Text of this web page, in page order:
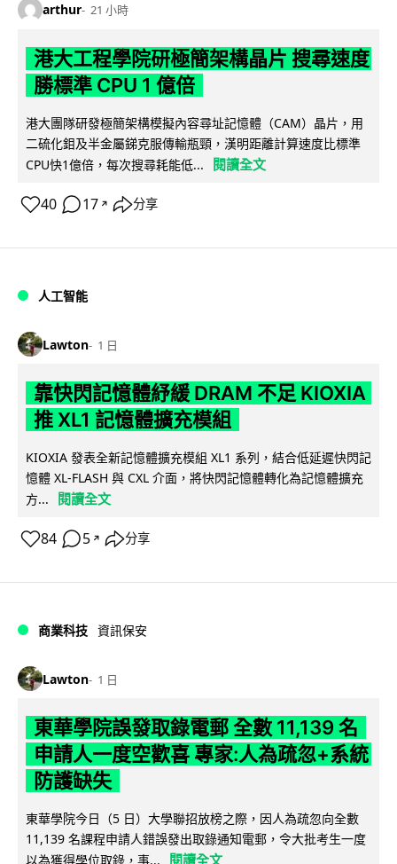
arthur 21 小時
港大工程學院研極簡架構晶片 搜尋速度
勝標準 CPU 1 億倍
港大團隊研發極簡架構模擬內容尋址記憶體（CAM）晶片，用
二硫化鉬及半金屬銻克服傳輸瓶頸，漢明距離計算速度比標準
CPU快1億倍，每次搜尋耗能低...
閱讀全文
40 17 ↗ 分享
人工智能
Lawton 1 日
靠快閃記憶體紓緩 DRAM 不足 KIOXIA
推 XL1 記憶體擴充模組
KIOXIA 發表全新記憶體擴充模組 XL1 系列，結合低延遲快閃記
憶體 XL-FLASH 與 CXL 介面，將快閃記憶體轉化為記憶體擴充
方...
閱讀全文
84 5 ↗ 分享
商業科技 資訊保安
Lawton 1 日
東華學院誤發取錄電郵 全數 11,139 名
申請人一度空歡喜 專家:人為疏忽+系統
防護缺失
東華學院今日（5 日）大學聯招放榜之際，因人為疏忽向全數
11,139 名課程申請人錯誤發出取錄通知電郵，令大批考生一度
以為獲得學位取錄，事...
閱讀全文